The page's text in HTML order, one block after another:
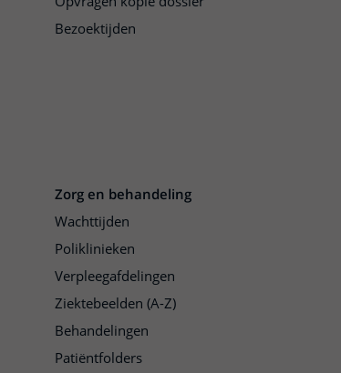
Bezoektijden
Zorg en behandeling
Wachttijden
Poliklinieken
Verpleegafdelingen
Ziektebeelden (A-Z)
Behandelingen
Patiëntfolders